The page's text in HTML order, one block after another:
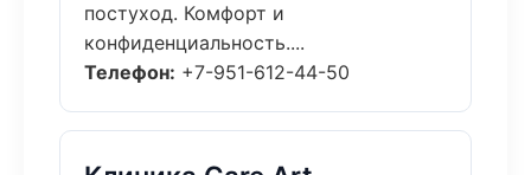
постуход. Комфорт и
конфиденциальность....
Телефон: +7-951-612-44-50